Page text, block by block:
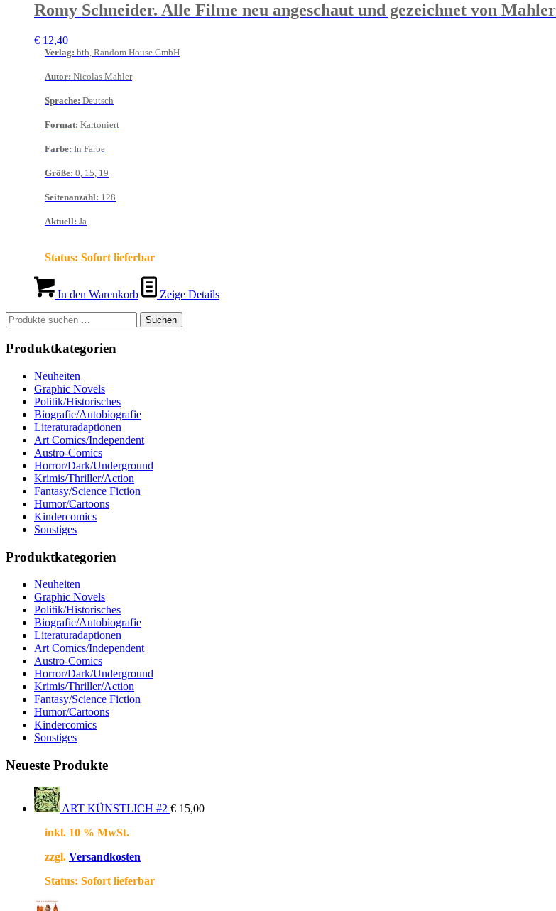
Romy Schneider. Alle Filme neu angeschaut und gezeichnet von Mahler
€ 12,40
Verlag: btb, Random House GmbH
Autor: Nicolas Mahler
Sprache: Deutsch
Format: Kartoniert
Farbe: In Farbe
Größe: 0, 15, 19
Seitenanzahl: 128
Aktuell: Ja
Status: Sofort lieferbar
In den Warenkorb
Zeige Details
Suchen
nach:
Suchen
Produktkategorien
Neuheiten
Graphic Novels
Politik/Historisches
Biografie/Autobiografie
Literaturadaptionen
Art Comics/Independent
Austro-Comics
Horror/Dark/Underground
Krimis/Thriller/Action
Fantasy/Science Fiction
Humor/Cartoons
Kindercomics
Sonstiges
Produktkategorien
Neuheiten
Graphic Novels
Politik/Historisches
Biografie/Autobiografie
Literaturadaptionen
Art Comics/Independent
Austro-Comics
Horror/Dark/Underground
Krimis/Thriller/Action
Fantasy/Science Fiction
Humor/Cartoons
Kindercomics
Sonstiges
Neueste Produkte
ART KÜNSTLICH #2 € 15,00
inkl. 10 % MwSt.
zzgl. Versandkosten
Status: Sofort lieferbar